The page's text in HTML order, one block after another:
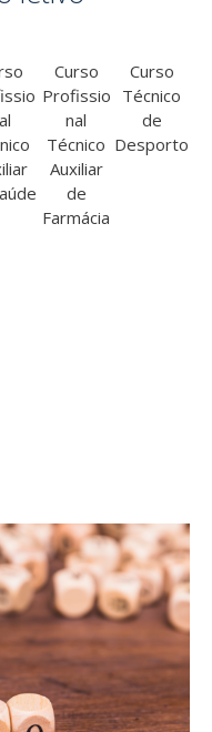
Curso
Profissio
nal
Técnico
Auxiliar
de
Farmácia
Curso
Técnico
de
Desporto